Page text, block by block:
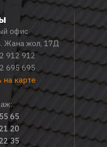
офис
Жана жол, 17Д
912 912
695 695
на карте
65
20
35